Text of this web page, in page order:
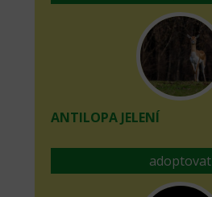
ANTILOPA JELENÍ
adoptovat